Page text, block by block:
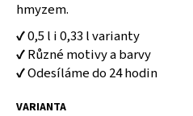
hmyzem.
✔ 0,5 l i 0,33 l varianty
✔ Různé motivy a barvy
✔ Odesíláme do 24 hodin
VARIANTA
D
o
p
o
u